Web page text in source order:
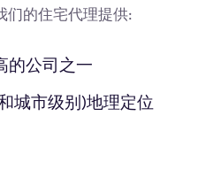
们的住宅代理提供:
的公司之一
城市级别)地理定位